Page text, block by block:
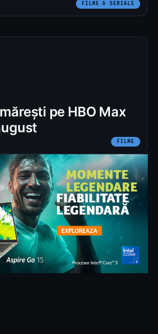
FILME & SERIALE
pe HBO Max
FILME